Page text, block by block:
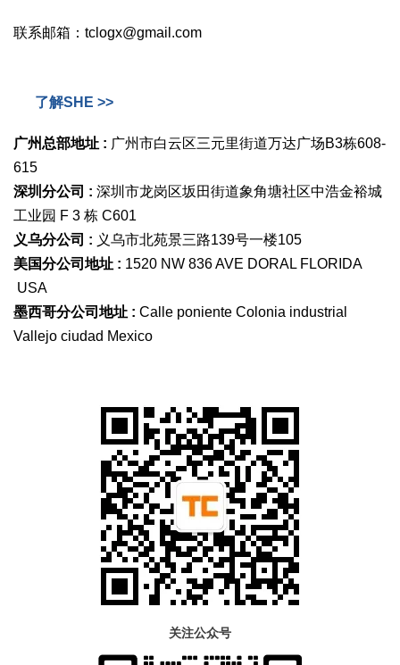
联系邮箱：tclogx@gmail.com
了解SHE >>
广州总部地址 : 广州市白云区三元里街道万达广场B3栋608-
615
深圳分公司 : 深圳市龙岗区坂田街道象角塘社区中浩金裕城
工业园 F 3 栋 C601
义乌分公司 : 义乌市北苑景三路139号一楼105
美国分公司地址 : 1520 NW 836 AVE DORAL FLORIDA
USA
墨西哥分公司地址 : Calle poniente Colonia industrial
Vallejo ciudad Mexico
关注公众号